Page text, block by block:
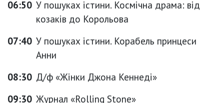
06:50 У пошуках істини. Космічна драма: від
козаків до Корольова
07:40 У пошуках істини. Корабель принцеси
Анни
08:30 Д/ф «Жінки Джона Кеннеді»
09:30 Журнал «Rolling Stone»